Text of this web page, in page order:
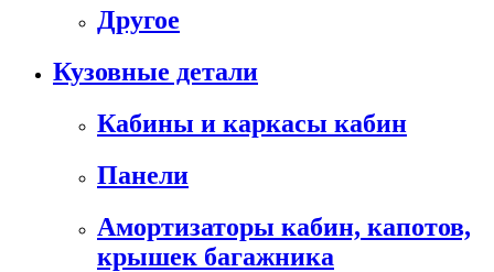
Другое
Кузовные детали
Кабины и каркасы кабин
Панели
Амортизаторы кабин, капотов,
крышек багажника